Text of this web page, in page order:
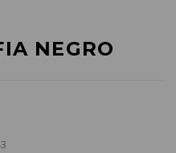
NEGRO